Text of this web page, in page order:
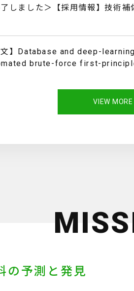
しました＞【採用情報】技術補
文】Database and deep-
brute-force first-
VIEW MORE
の予測と発見